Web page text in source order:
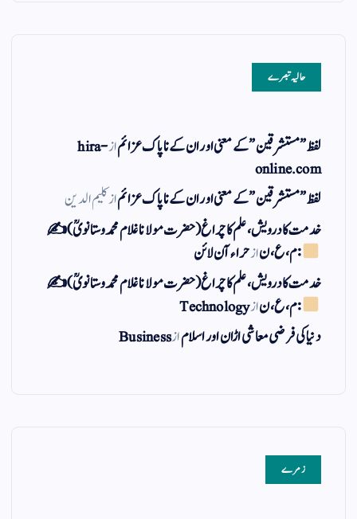
حالیہ تبصرے
لفظ ” مستشرقین ” کے معنی اور ان کے نا پاک عزائمازhira-
online.com
لفظ ” مستشرقین ” کے معنی اور ان کے نا پاک عزائمازکلیم الدین
خدمت کا درویش، علم کا چراغ(حضرت مولانا غلام محمد وستانویؒ)✍
: م ، ع ، نازحراء آن لائن
خدمت کا درویش، علم کا چراغ(حضرت مولانا غلام محمد وستانویؒ)✍
: م ، ع ، نازTechnology
دنیا کی فرضی معاشی اڑان اور اسلامازBusiness
زمرے